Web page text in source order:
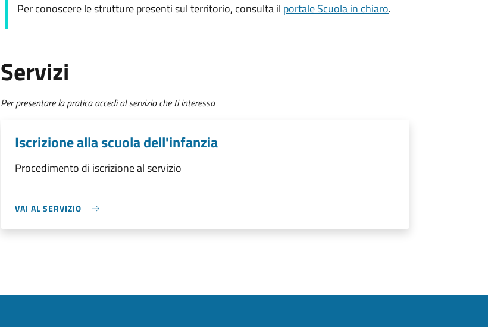
Per conoscere le strutture presenti sul territorio, consulta il portale Scuola in chiaro.
Servizi
Per presentare la pratica accedi al servizio che ti interessa
Iscrizione alla scuola dell'infanzia
Procedimento di iscrizione al servizio
VAI AL SERVIZIO